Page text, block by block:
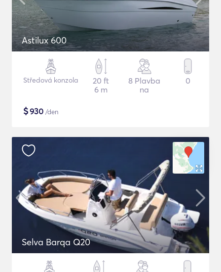
Astilux 600
Středová konzola
20 ft
6 m
8 Plavba
na
0
$930 /den
Selva Barqa Q20